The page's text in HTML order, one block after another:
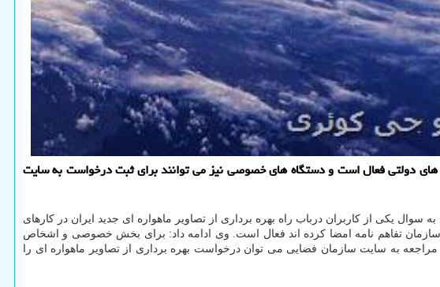
دولتی فعال است و دستگاه های خصوصی نیز می توانند برای ثبت درخواست به سایت
یکی از کاربران درباب راه بهره برداری از تصاویر ماهواره ای جدید ایران در کارهای
سازمان تفاهم نامه امضا کرده اند فعال است. وی ادامه داد: برای بخش خصوصی و اشخاص
به سایت سازمان فضایی می توان درخواست بهره برداری از تصاویر ماهواره ای را